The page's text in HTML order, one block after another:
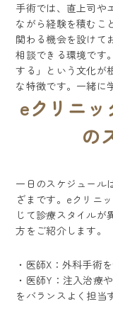
手術では、直上司や
ながら経験を積むこ
関わる機会を設けて
相談できる環境です
する」という文化が
な特徴です。一緒に
eクリニッ
の
一日のスケジュール
ざまです。eクリニ
じて診療スタイルが
方をご紹介します。
・医師X：外科手術
・医師Y：注入治療
をバランスよく担当